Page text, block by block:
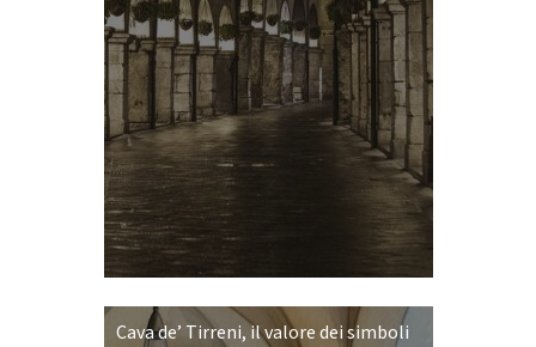
Cava de’ Tirreni, il valore dei simboli